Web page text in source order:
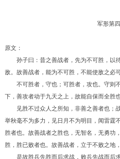
军形第四
原文：
孙子曰：昔之善战者，先为不可胜，以
敌。故善战者，能为不可胜，不能使敌之必
不可胜者，守也；可胜者，攻也。守则
下，善攻者动于九天之上，故能自保而全胜也
见胜不过众人之所知，非善之善者也；
举秋毫不为多力，见日月不为明目，闻雷霆
胜者也。故善战者之胜也，无智名，无勇功
胜，胜已败者也。故善战者，立于不败之地
是故胜兵先胜而后求战，败兵先战而后